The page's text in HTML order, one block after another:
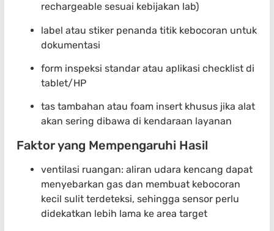
rechargeable sesuai kebijakan lab)
label atau stiker penanda titik kebocoran untuk
dokumentasi
form inspeksi standar atau aplikasi checklist di
tablet/HP
tas tambahan atau foam insert khusus jika alat
akan sering dibawa di kendaraan layanan
Faktor yang Mempengaruhi Hasil
ventilasi ruangan: aliran udara kencang dapat
menyebarkan gas dan membuat kebocoran
kecil sulit terdeteksi, sehingga sensor perlu
didekatkan lebih lama ke area target